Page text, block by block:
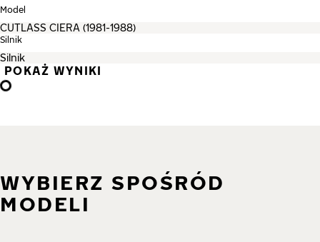
Model
Silnik
POKAŻ WYNIKI
WYBIERZ SPOŚRÓD
MODELI